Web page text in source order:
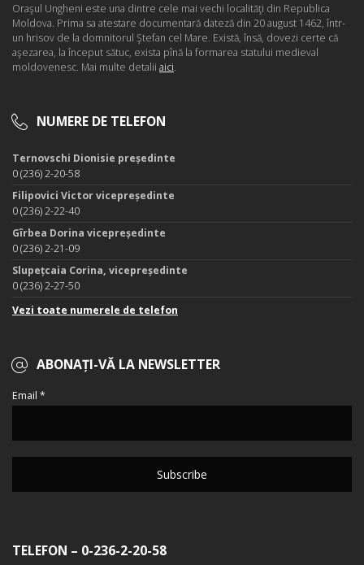
Oraşul Ungheni este una dintre cele mai vechi localităţi din Republica
Moldova. Prima sa atestare documentară dateză din 20 august 1462, într-
un hrisov de la domnitorul Ştefan cel Mare. Există, însă, dovezi certe că
aşezarea, la început sătuc, exista pînă la formarea statului medieval
moldovenesc. Mai multe detalii aici.
NUMERE DE TELEFON
Ternovschi Dionisie președinte
0 (236) 2-20-58
Filipovici Victor vicepreședinte
0 (236) 2-22-40
Gîrbea Dorina vicepreședinte
0 (236) 2-21-09
Slupețcaia Corina, vicepreședinte
0 (236) 2-27-50
Vezi toate numerele de telefon
ABONAȚI-VĂ LA NEWSLETTER
Email *
TELEFON – 0-236-2-20-58